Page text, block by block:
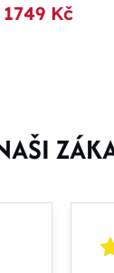
1749 Kč